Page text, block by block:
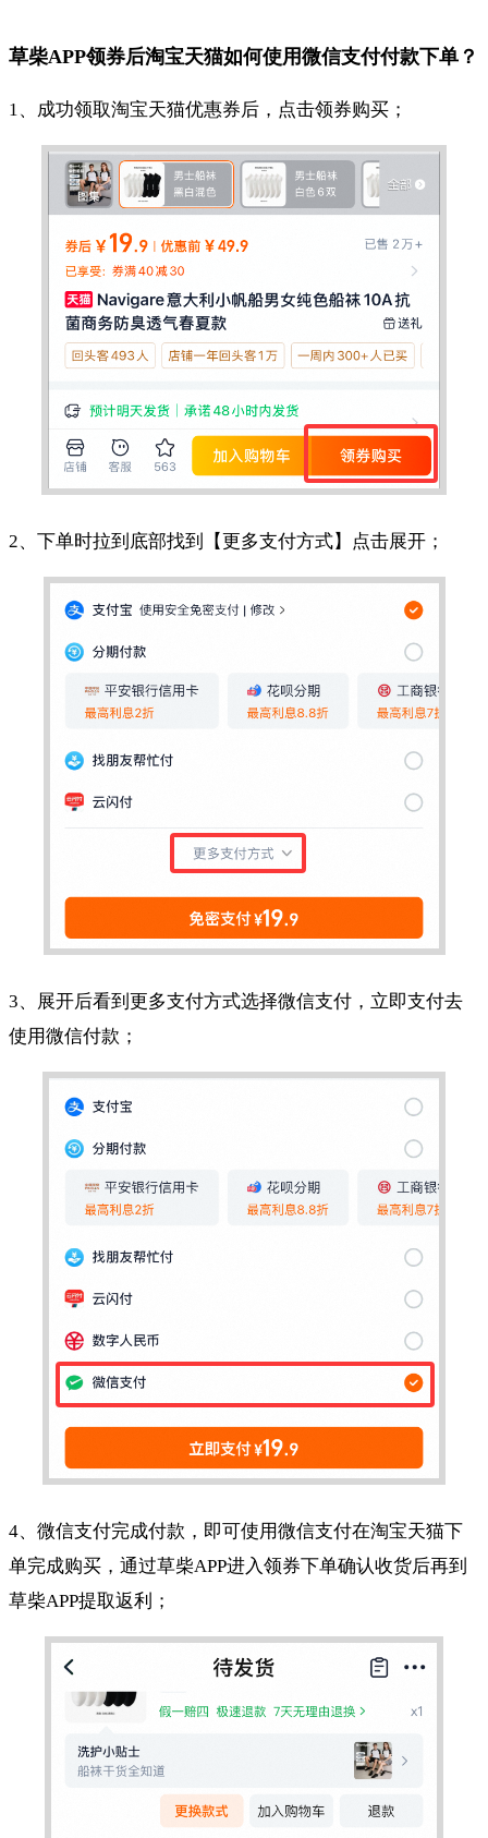
草柴APP领券后淘宝天猫如何使用微信支付付款下单？
1、成功领取淘宝天猫优惠券后，点击领券购买；
2、下单时拉到底部找到【更多支付方式】点击展开；
3、展开后看到更多支付方式选择微信支付，立即支付去
使用微信付款；
4、微信支付完成付款，即可使用微信支付在淘宝天猫下
单完成购买，通过草柴APP进入领券下单确认收货后再到
草柴APP提取返利；